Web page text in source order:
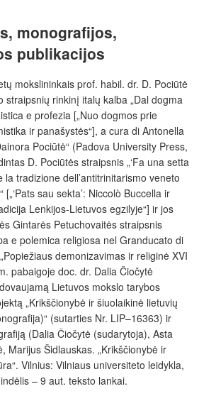
monografijos,
publikacijos
mokslininkais prof. habil. dr. D. Pociūtė
rinkinį italų kalba „Dal dogma
e profezia [„Nuo dogmos prie
ir panašystės“], a cura di Antonella
Pociūtė“ (Padova University Press,
D. Pociūtės straipsnis „‘Fa una setta
la tradizione dell’antitrinitarismo veneto
[„‘Pats sau sekta’: Niccolò Buccella ir
Lenkijos-Lietuvos egzilyje“] ir jos
Gintarės Petuchovaitės straipsnis
e polemica religiosa nel Granducato di
demonizavimas ir religinė XVI
pabaigoje doc. dr. Dalia Čiočytė
Lietuvos mokslo tarybos
„Krikščionybė ir šiuolaikinė lietuvių
(sutarties Nr. LIP–16363) ir
(Dalia Čiočytė (sudarytoja), Asta
Marijus Šidlauskas. „Krikščionybė ir
Vilnius: Vilniaus universiteto leidykla,
– 9 aut. teksto lankai.